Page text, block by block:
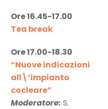
Ore 16.45-17.00
Tea break
Ore 17.00-18.30
“Nuove indicazioni
all\’impianto
cocleare”
Moderatore: S.